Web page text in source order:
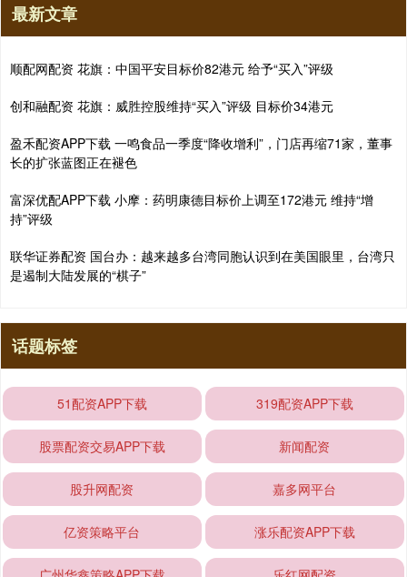
最新文章
顺配网配资 花旗：中国平安目标价82港元 给予“买入”评级
创和融配资 花旗：威胜控股维持“买入”评级 目标价34港元
盈禾配资APP下载 一鸣食品一季度“降收增利”，门店再缩71家，董事
长的扩张蓝图正在褪色
富深优配APP下载 小摩：药明康德目标价上调至172港元 维持“增
持”评级
联华证券配资 国台办：越来越多台湾同胞认识到在美国眼里，台湾只
是遏制大陆发展的“棋子”
话题标签
51配资APP下载 319配资APP下载
股票配资交易APP下载 新闻配资
股升网配资 嘉多网平台
亿资策略平台 涨乐配资APP下载